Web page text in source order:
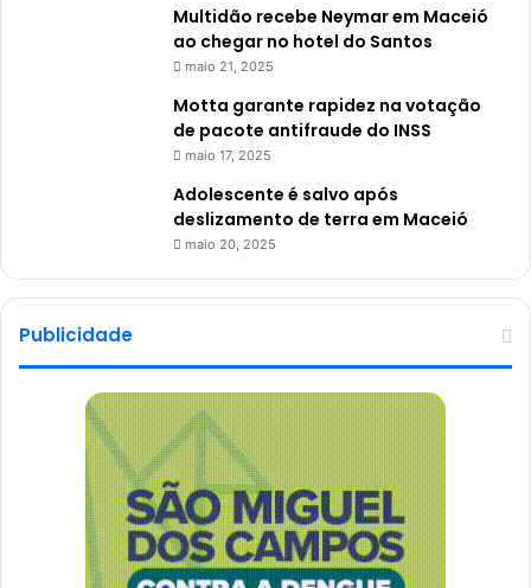
Multidão recebe Neymar em Maceió
ao chegar no hotel do Santos
maio 21, 2025
Motta garante rapidez na votação
de pacote antifraude do INSS
maio 17, 2025
Adolescente é salvo após
deslizamento de terra em Maceió
maio 20, 2025
Publicidade